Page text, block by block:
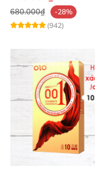
680.000₫
-28%
(942)